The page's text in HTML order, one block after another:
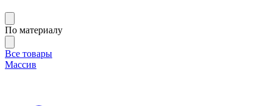
По материалу
Все товары
Массив